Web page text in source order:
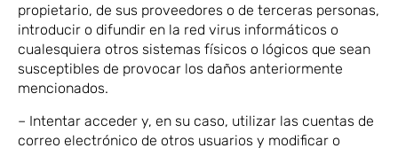
propietario, de sus proveedores o de terceras personas,
introducir o difundir en la red virus informáticos o
cualesquiera otros sistemas físicos o lógicos que sean
susceptibles de provocar los daños anteriormente
mencionados.
– Intentar acceder y, en su caso, utilizar las cuentas de
correo electrónico de otros usuarios y modificar o